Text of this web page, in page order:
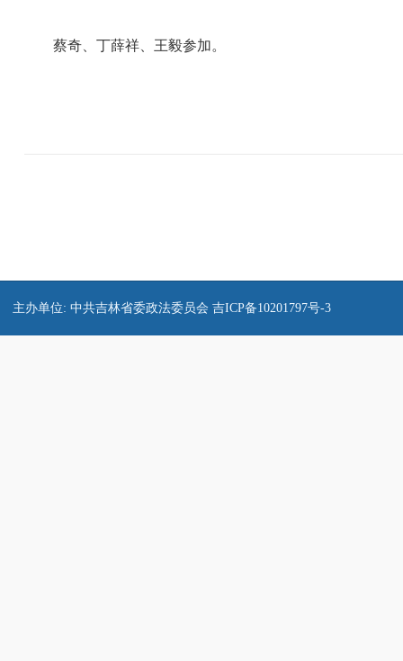
蔡奇、丁薛祥、王毅参加。
主办单位: 中共吉林省委政法委员会 吉ICP备10201797号-3